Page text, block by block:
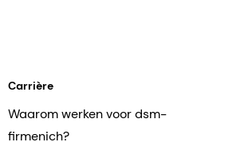
Carrière
Waarom werken voor dsm-
firmenich?